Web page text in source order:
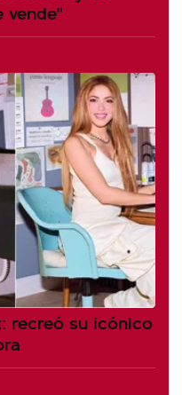
vende"
recreó su icónico